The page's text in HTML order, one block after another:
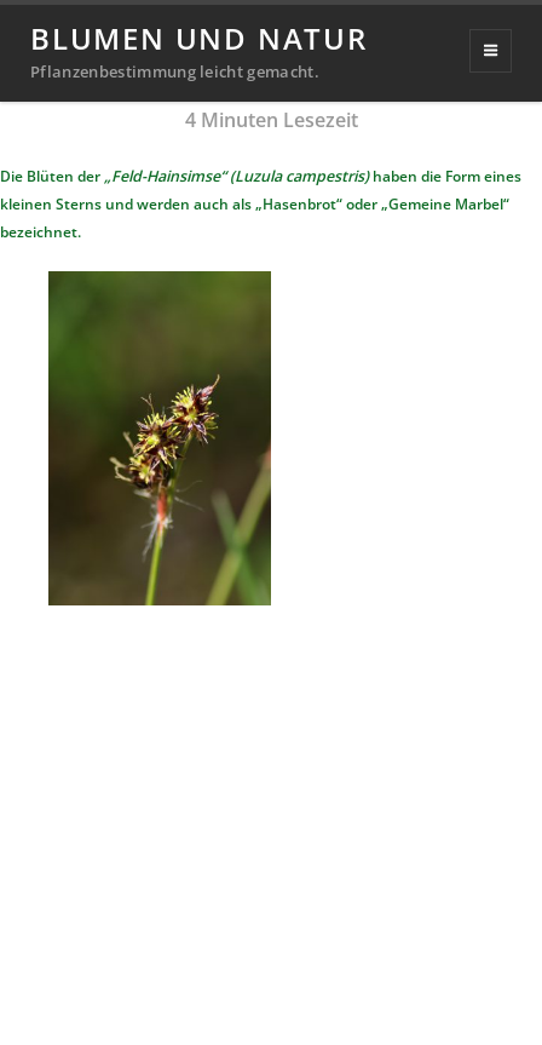
BLUMEN UND NATUR
Pflanzenbestimmung leicht gemacht.
Feld-Hainsimse
Veröffentlicht
am
24. Oktober 201920. September 2024
von
Michael
Richter
4Minuten Lesezeit
Die Blüten der „Feld-Hainsimse“ (Luzula campestris)haben die Form eines
kleinen Sterns und werden auch als „Hasenbrot“ oder „Gemeine Marbel“
bezeichnet.